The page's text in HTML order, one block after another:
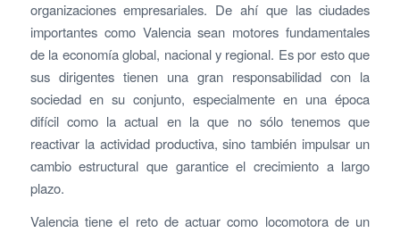
organizaciones empresariales. De ahí que las ciudades
importantes como Valencia sean motores fundamentales
de la economía global, nacional y regional. Es por esto que
sus dirigentes tienen una gran responsabilidad con la
sociedad en su conjunto, especialmente en una época
difícil como la actual en la que no sólo tenemos que
reactivar la actividad productiva, sino también impulsar un
cambio estructural que garantice el crecimiento a largo
plazo.
Valencia tiene el reto de actuar como locomotora de un